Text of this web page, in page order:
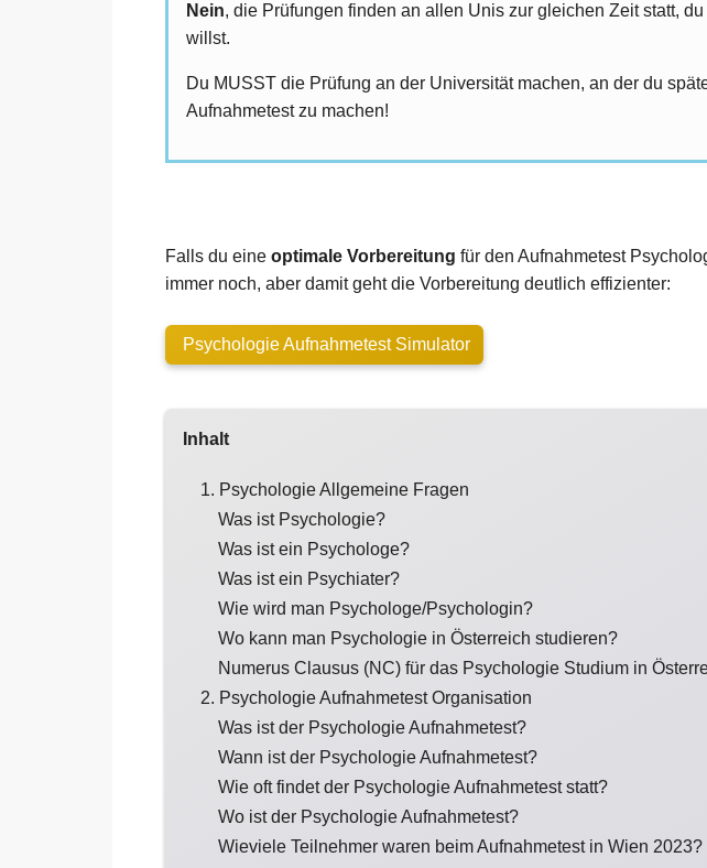
Nein, die Prüfungen finden an allen Unis zur gleichen Zeit statt,
willst.
Du MUSST die Prüfung an der Universität machen, an der du
Aufnahmetest zu machen!
Falls du eine optimale Vorbereitung für den Aufnahmetest
immer noch, aber damit geht die Vorbereitung deutlich effizienter:
Psychologie Aufnahmetest Simulator
Inhalt
1. Psychologie Allgemeine Fragen
Was ist Psychologie?
Was ist ein Psychologe?
Was ist ein Psychiater?
Wie wird man Psychologe/Psychologin?
Wo kann man Psychologie in Österreich studieren?
Numerus Clausus (NC) für das Psychologie Studium in
2. Psychologie Aufnahmetest Organisation
Was ist der Psychologie Aufnahmetest?
Wann ist der Psychologie Aufnahmetest?
Wie oft findet der Psychologie Aufnahmetest statt?
Wo ist der Psychologie Aufnahmetest?
Wieviele Teilnehmer waren beim Aufnahmetest in Wien 2023?